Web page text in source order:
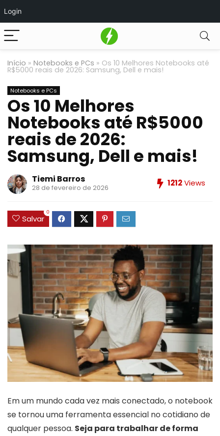
Login
Início » Notebooks e PCs » Os 10 Melhores Notebooks até
R$5000 reais de 2026: Samsung, Dell e mais!
Notebooks e PCs
Os 10 Melhores
Notebooks até R$5000
reais de 2026:
Samsung, Dell e mais!
Tiemi Barros
28 de fevereiro de 2026 1212Views
Salvar
0
Em um mundo cada vez mais conectado, o notebook
se tornou uma ferramenta essencial no cotidiano de
qualquer pessoa. Seja para trabalhar de forma